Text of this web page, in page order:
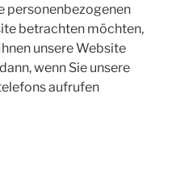
personenbezogenen
betrachten möchten,
unsere Website
wenn Sie unsere
aufrufen